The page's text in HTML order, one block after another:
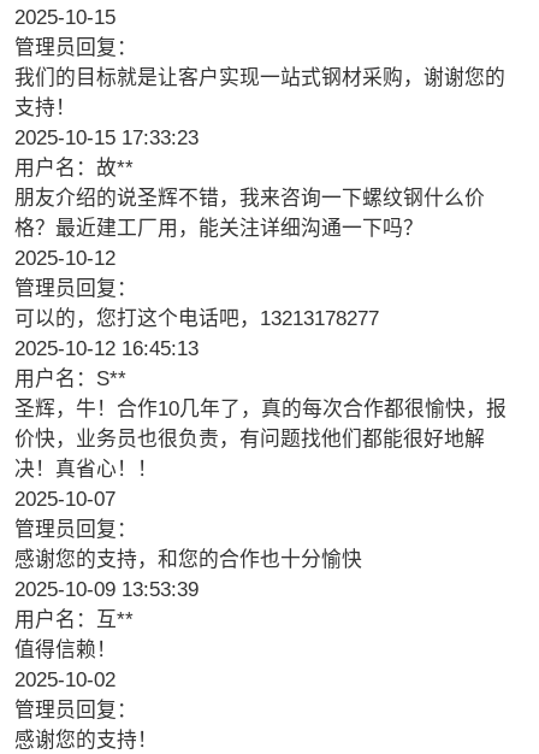
2025-10-15
管理员回复：
我们的目标就是让客户实现一站式钢材采购，谢谢您的
支持！
2025-10-15 17:33:23
用户名：故**
朋友介绍的说圣辉不错，我来咨询一下螺纹钢什么价
格？最近建工厂用，能关注详细沟通一下吗？
2025-10-12
管理员回复：
可以的，您打这个电话吧，13213178277
2025-10-12 16:45:13
用户名：S**
圣辉，牛！合作10几年了，真的每次合作都很愉快，报
价快，业务员也很负责，有问题找他们都能很好地解
决！真省心！！
2025-10-07
管理员回复：
感谢您的支持，和您的合作也十分愉快
2025-10-09 13:53:39
用户名：互**
值得信赖！
2025-10-02
管理员回复：
感谢您的支持！